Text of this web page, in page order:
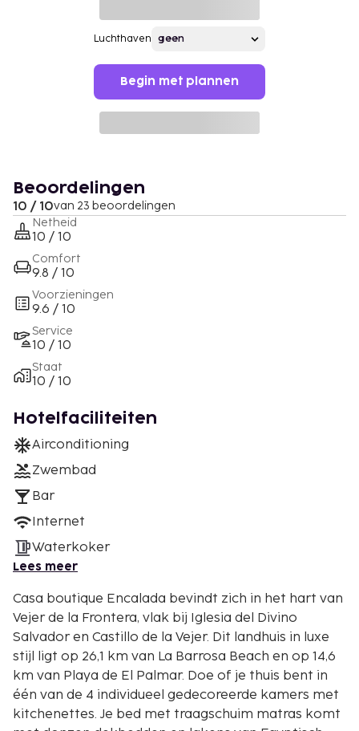
Luchthaven
Begin met plannen
Beoordelingen
10 / 10van 23 beoordelingen
Netheid
10 / 10
Comfort
9.8 / 10
Voorzieningen
9.6 / 10
Service
10 / 10
Staat
10 / 10
Hotelfaciliteiten
Airconditioning
Zwembad
Bar
Internet
Waterkoker
Lees meer
Casa boutique Encalada bevindt zich in het hart van
Vejer de la Frontera, vlak bij Iglesia del Divino
Salvador en Castillo de la Vejer. Dit landhuis in luxe
stijl ligt op 26,1 km van La Barrosa Beach en op 14,6
km van Playa de El Palmar. Doe of je thuis bent in
één van de 4 individueel gedecoreerde kamers met
kitchenettes. Je bed met traagschuim matras komt